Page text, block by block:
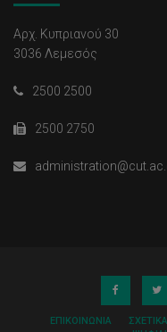
Αρχ. Κυπριανού 30
3036 Λεμεσός
2500 2500
2500 2750
ΕΠΙΚΟΙΝΩΝΊΑ